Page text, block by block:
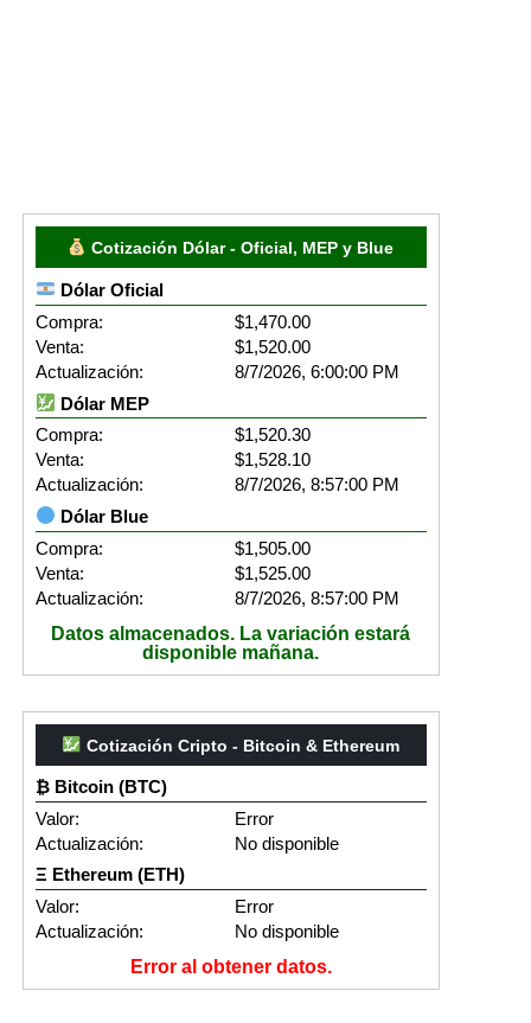
Cotización Dólar - Oficial, MEP y Blue
Dólar Oficial
Compra:
$1,470.00
Venta:
$1,520.00
Actualización:
8/7/2026, 6:00:00 PM
Dólar MEP
Compra:
$1,520.30
Venta:
$1,528.10
Actualización:
8/7/2026, 8:57:00 PM
Dólar Blue
Compra:
$1,505.00
Venta:
$1,525.00
Actualización:
8/7/2026, 8:57:00 PM
Datos almacenados. La variación estará
disponible mañana.
Cotización Cripto - Bitcoin & Ethereum
₿ Bitcoin (BTC)
Valor:
Error
Actualización:
No disponible
Ξ Ethereum (ETH)
Valor:
Error
Actualización:
No disponible
Error al obtener datos.